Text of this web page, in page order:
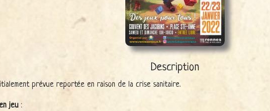
Description
prévue reportée en raison de la crise sanitaire.
jeu :